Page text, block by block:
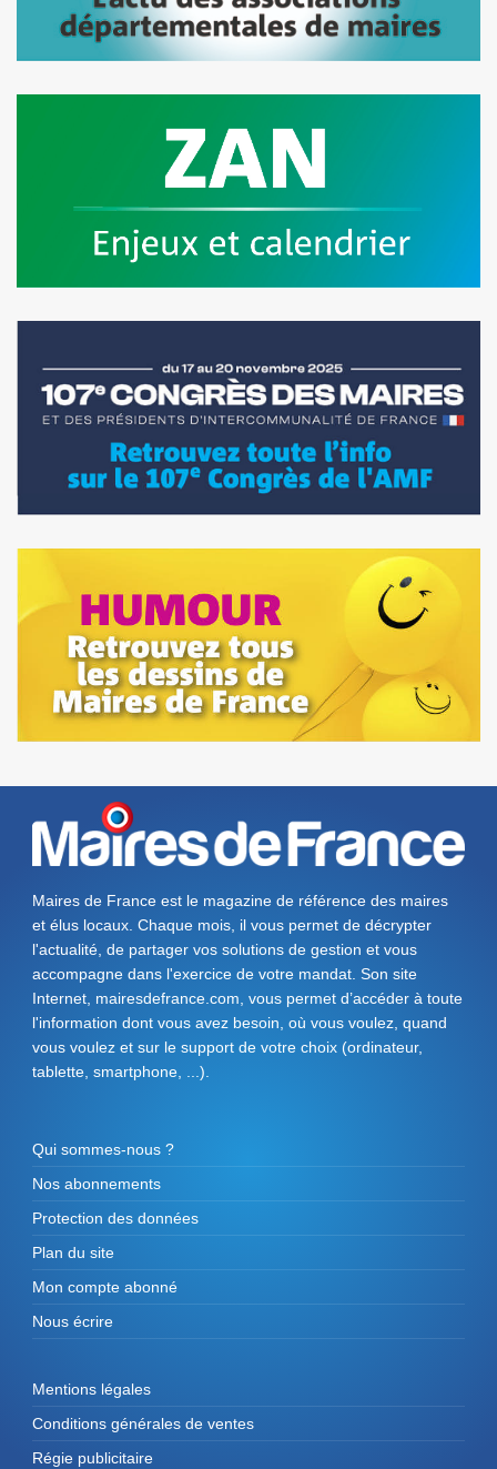
Maires de France est le magazine de référence des maires
et élus locaux. Chaque mois, il vous permet de décrypter
l'actualité, de partager vos solutions de gestion et vous
accompagne dans l'exercice de votre mandat. Son site
Internet, mairesdefrance.com, vous permet d’accéder à toute
l'information dont vous avez besoin, où vous voulez, quand
vous voulez et sur le support de votre choix (ordinateur,
tablette, smartphone, ...).
Qui sommes-nous ?
Nos abonnements
Protection des données
Plan du site
Mon compte abonné
Nous écrire
Mentions légales
Conditions générales de ventes
Régie publicitaire